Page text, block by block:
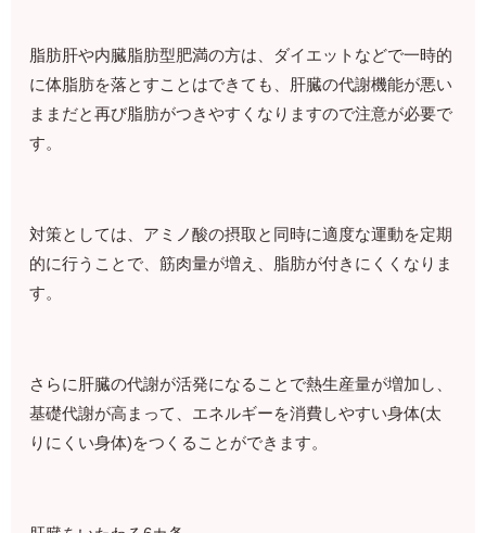
脂肪肝や内臓脂肪型肥満の方は、ダイエットなどで一時的
に体脂肪を落とすことはできても、肝臓の代謝機能が悪い
ままだと再び脂肪がつきやすくなりますので注意が必要で
す。
対策としては、アミノ酸の摂取と同時に適度な運動を定期
的に行うことで、筋肉量が増え、脂肪が付きにくくなりま
す。
さらに肝臓の代謝が活発になることで熱生産量が増加し、
基礎代謝が高まって、エネルギーを消費しやすい身体(太
りにくい身体)をつくることができます。